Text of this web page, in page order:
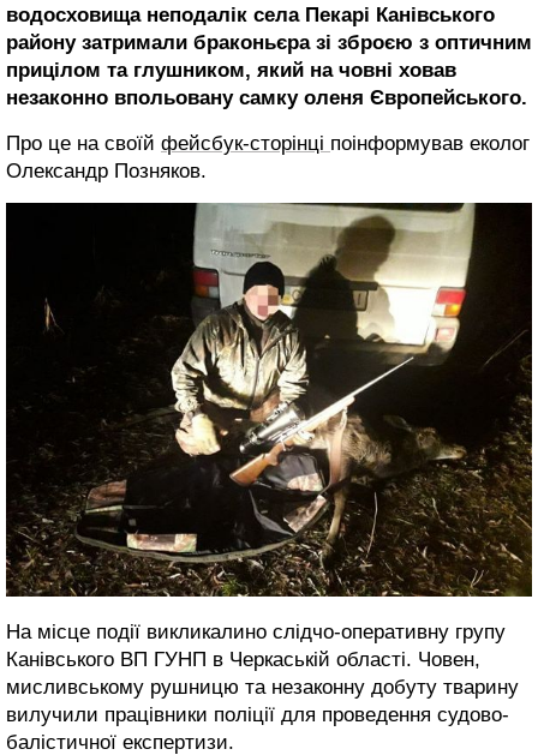
водосховища неподалік села Пекарі Канівського
району затримали браконьєра зі зброєю з оптичним
прицілом та глушником, який на човні ховав
незаконно впольовану самку оленя Європейського.
Про це на своїй фейсбук-сторінці поінформував еколог
Олександр Позняков.
На місце події викликалино слідчо-оперативну групу
Канівського ВП ГУНП в Черкаській області. Човен,
мисливському рушницю та незаконну добуту тварину
вилучили працівники поліції для проведення судово-
балістичної експертизи.